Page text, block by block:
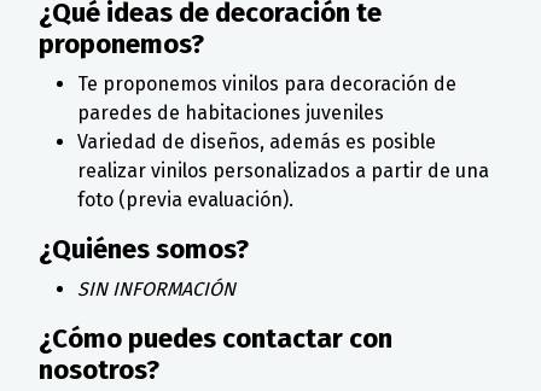
¿Qué ideas de decoración te
proponemos?
Te proponemos vinilos para decoración de
paredes de habitaciones juveniles
Variedad de diseños, además es posible
realizar vinilos personalizados a partir de una
foto (previa evaluación).
¿Quiénes somos?
SIN INFORMACIÓN
¿Cómo puedes contactar con
nosotros?